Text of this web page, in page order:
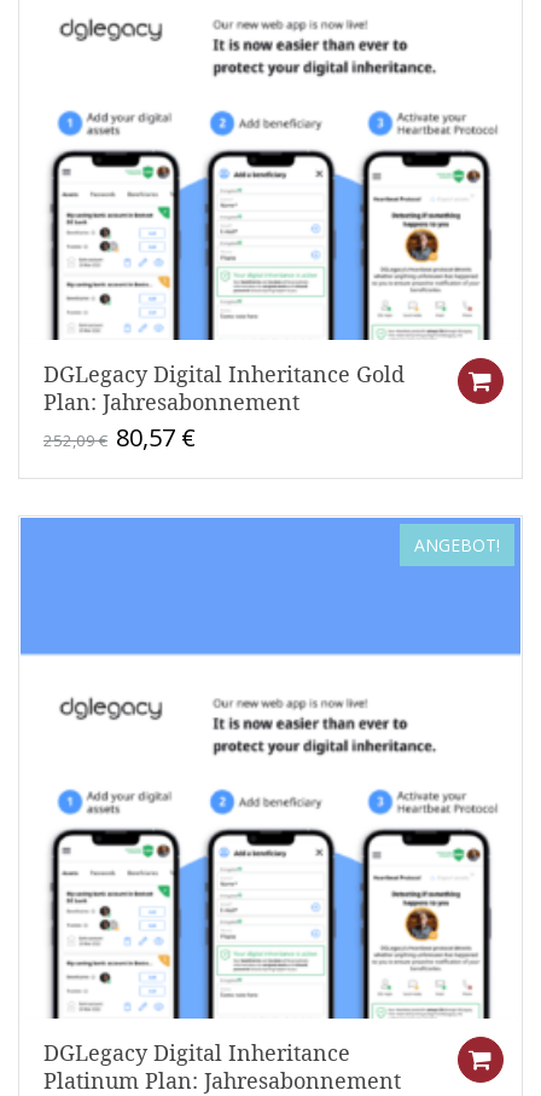
DGLegacy Digital Inheritance Gold
Plan: Jahresabonnement
252,09€ Ursprünglicher
war:
252,09 €
80,57 €
ist:
80,57 €.
ANGEBOT!
DGLegacy Digital Inheritance
Platinum Plan: Jahresabonnement